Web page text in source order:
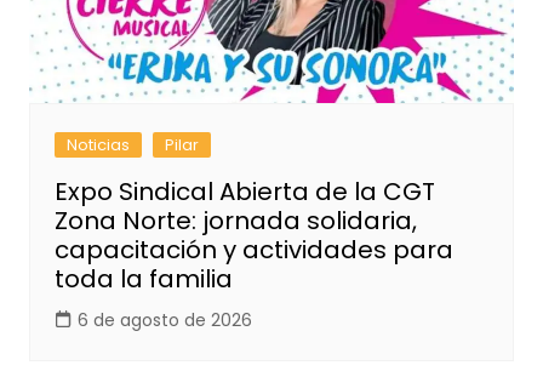
Noticias Pilar
Expo Sindical Abierta de la CGT
Zona Norte: jornada solidaria,
capacitación y actividades para
toda la familia
6 de agosto de 2026